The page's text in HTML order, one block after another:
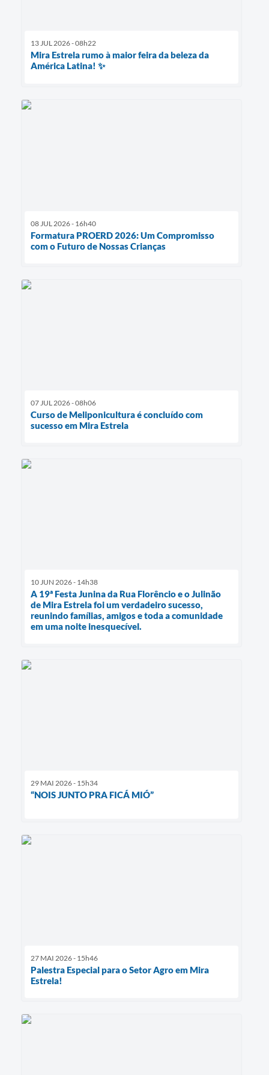
13 JUL 2026 - 08h22
Mira Estrela rumo à maior feira da beleza da
América Latina! ✨
08 JUL 2026 - 16h40
Formatura PROERD 2026: Um Compromisso
com o Futuro de Nossas Crianças
07 JUL 2026 - 08h06
Curso de Meliponicultura é concluído com
sucesso em Mira Estrela
10 JUN 2026 - 14h38
A 19ª Festa Junina da Rua Florêncio e o Julinão
de Mira Estrela foi um verdadeiro sucesso,
reunindo famílias, amigos e toda a comunidade
em uma noite inesquecível.
29 MAI 2026 - 15h34
“NOIS JUNTO PRA FICÁ MIÓ”
27 MAI 2026 - 15h46
Palestra Especial para o Setor Agro em Mira
Estrela!